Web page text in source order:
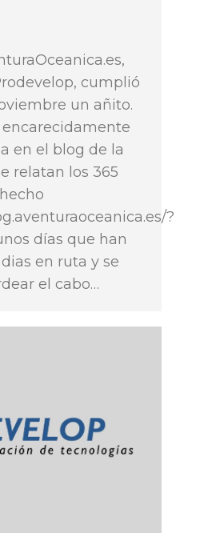
cumplió
un añito.
en el blog de la
relatan los 365
?
días que han
en ruta y se
el cabo…